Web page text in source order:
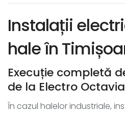
Instalații
hale în
Execuție completă
de la Electro
În cazul halelor industriale,